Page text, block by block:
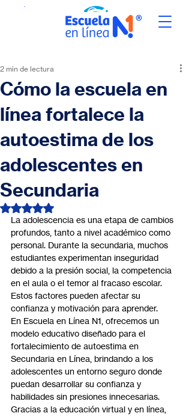
Cómo la escuela en
línea fortalece la
autoestima de los
adolescentes en
Secundaria
2 min de lectura
Obtuvo NaN de 5 estrellas.
La adolescencia es una etapa de cambios
profundos, tanto a nivel académico como
personal. Durante la secundaria, muchos
estudiantes experimentan inseguridad
debido a la presión social, la competencia
en el aula o el temor al fracaso escolar.
Estos factores pueden afectar su
confianza y motivación para aprender.
En Escuela en Línea N1, ofrecemos un
modelo educativo diseñado para el
fortalecimiento de autoestima en
Secundaria en Línea, brindando a los
adolescentes un entorno seguro donde
puedan desarrollar su confianza y
habilidades sin presiones innecesarias.
Gracias a la educación virtual y en línea,